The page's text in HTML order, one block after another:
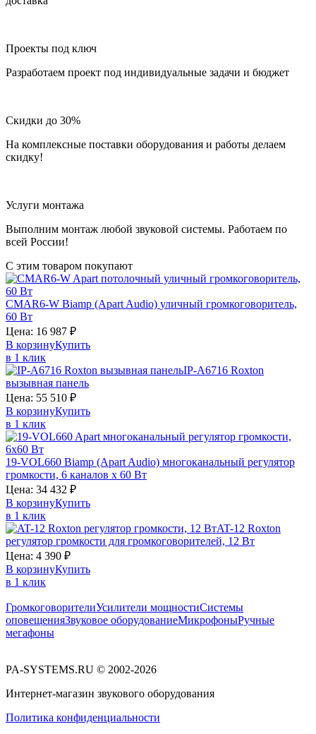
Проекты под ключ
Разработаем проект под индивидуальные задачи и бюджет
Скидки до 30%
На комплексные поставки оборудования и работы делаем
скидку!
Услуги монтажа
Выполним монтаж любой звуковой системы. Работаем по
всей России!
С этим товаром покупают
CMAR6-W Biamp (Apart Audio) уличный громкоговоритель,
60 Вт
Цена: 16 987 ₽
В корзинуКупить
в 1 клик
IP-A6716 Roxton
вызывная панель
Цена: 55 510 ₽
В корзинуКупить
в 1 клик
19-VOL660 Biamp (Apart Audio) многоканальный регулятор
громкости, 6 каналов х 60 Вт
Цена: 34 432 ₽
В корзинуКупить
в 1 клик
AT-12 Roxton
регулятор громкости для громкоговорителей, 12 Вт
Цена: 4 390 ₽
В корзинуКупить
в 1 клик
ГромкоговорителиУсилители мощностиСистемы
оповещенияЗвуковое оборудованиеМикрофоныРучные
мегафоны
PA-SYSTEMS.RU © 2002-2026
Интернет-магазин звукового оборудования
Политика конфиденциальности